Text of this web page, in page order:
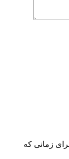
زمانی که